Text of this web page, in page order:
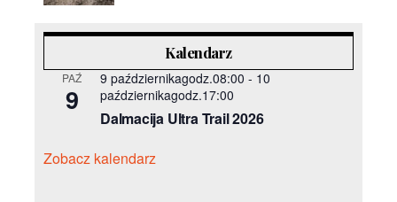
Kalendarz
PAŹ
9
9 październikagodz.08:00 - 10
październikagodz.17:00
Dalmacija Ultra Trail 2026
Zobacz kalendarz